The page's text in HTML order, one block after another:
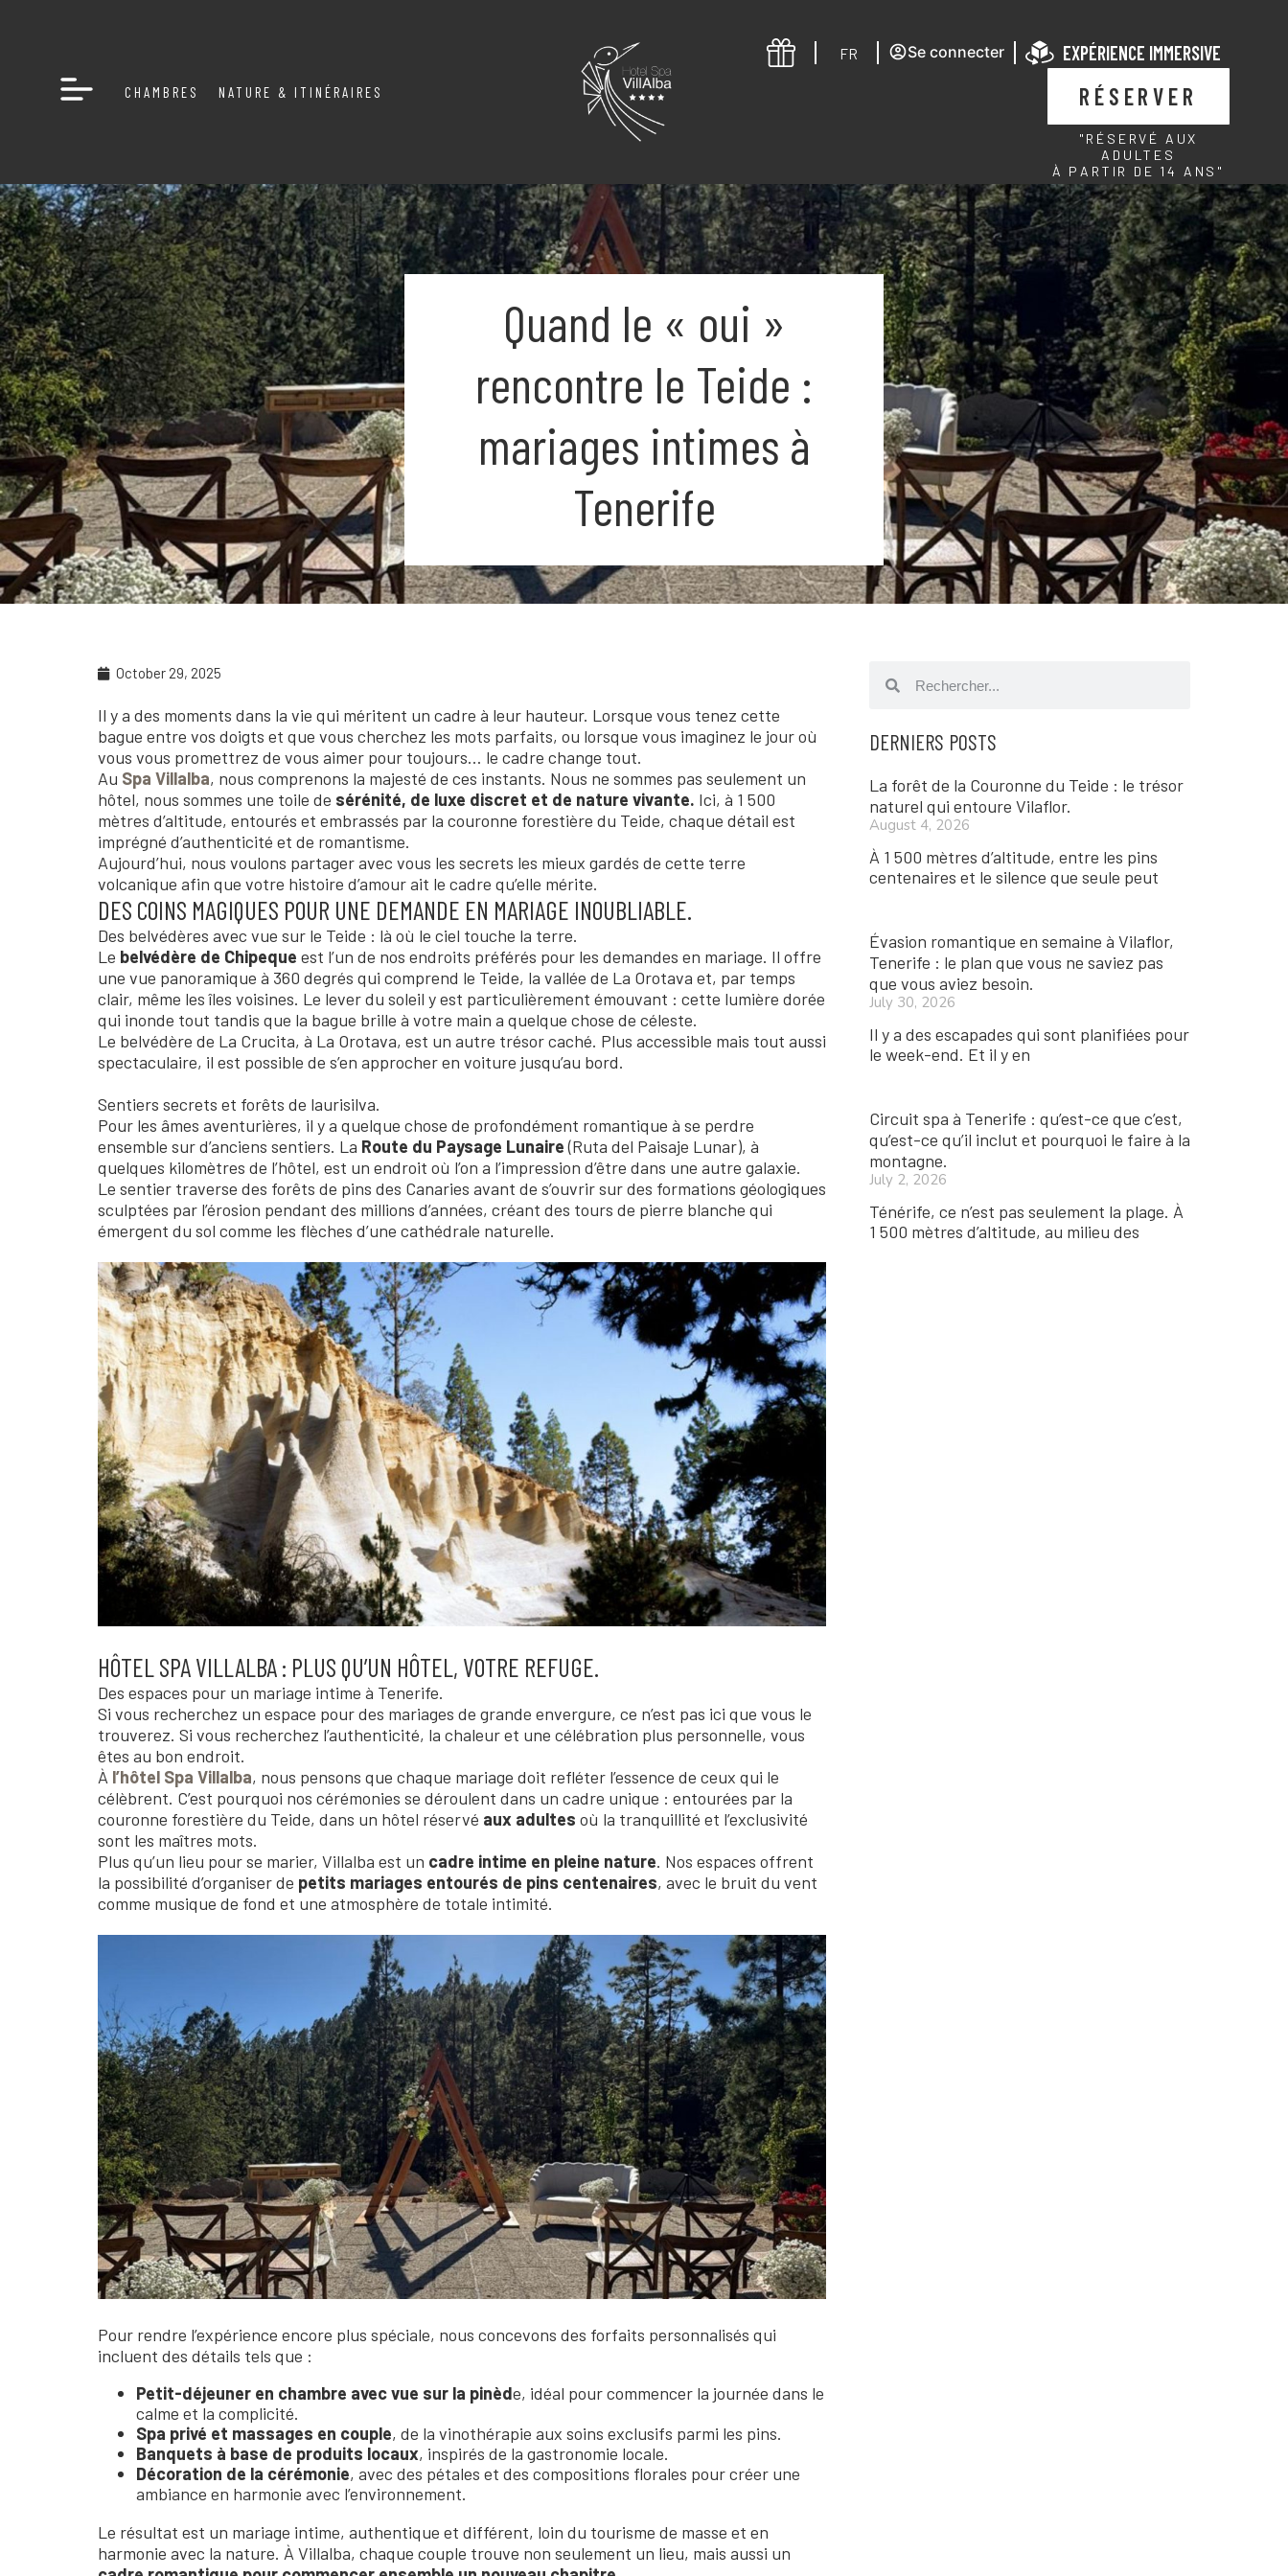
CHAMBRES NATURE & ITINÉRAIRES
FR Se connecter EXPÉRIENCE IMMERSIVE
RÉSERVER
"RÉSERVÉ AUX
ADULTES
À PARTIR DE 14 ANS"
Quand le « oui »
rencontre le Teide :
mariages intimes à
Tenerife
October 29, 2025
Il y a des moments dans la vie qui méritent un cadre à leur hauteur. Lorsque vous tenez cette
bague entre vos doigts et que vous cherchez les mots parfaits, ou lorsque vous imaginez le jour où
vous vous promettrez de vous aimer pour toujours… le cadre change tout.
Au Spa Villalba, nous comprenons la majesté de ces instants. Nous ne sommes pas seulement un
hôtel, nous sommes une toile de sérénité, de luxe discret et de nature vivante. Ici, à 1 500
mètres d’altitude, entourés et embrassés par la couronne forestière du Teide, chaque détail est
imprégné d’authenticité et de romantisme.
Aujourd’hui, nous voulons partager avec vous les secrets les mieux gardés de cette terre
volcanique afin que votre histoire d’amour ait le cadre qu’elle mérite.
DES COINS MAGIQUES POUR UNE DEMANDE EN MARIAGE INOUBLIABLE.
Des belvédères avec vue sur le Teide : là où le ciel touche la terre.
Le belvédère de Chipeque est l’un de nos endroits préférés pour les demandes en mariage. Il offre
une vue panoramique à 360 degrés qui comprend le Teide, la vallée de La Orotava et, par temps
clair, même les îles voisines. Le lever du soleil y est particulièrement émouvant : cette lumière dorée
qui inonde tout tandis que la bague brille à votre main a quelque chose de céleste.
Le belvédère de La Crucita, à La Orotava, est un autre trésor caché. Plus accessible mais tout aussi
spectaculaire, il est possible de s’en approcher en voiture jusqu’au bord.
Sentiers secrets et forêts de laurisilva.
Pour les âmes aventurières, il y a quelque chose de profondément romantique à se perdre
ensemble sur d’anciens sentiers. La Route du Paysage Lunaire(Ruta del Paisaje Lunar), à
quelques kilomètres de l’hôtel, est un endroit où l’on a l’impression d’être dans une autre galaxie.
Le sentier traverse des forêts de pins des Canaries avant de s’ouvrir sur des formations géologiques
sculptées par l’érosion pendant des millions d’années, créant des tours de pierre blanche qui
émergent du sol comme les flèches d’une cathédrale naturelle.
HÔTEL SPA VILLALBA : PLUS QU’UN HÔTEL, VOTRE REFUGE.
Des espaces pour un mariage intime à Tenerife.
Si vous recherchez un espace pour des mariages de grande envergure, ce n’est pas ici que vous le
trouverez. Si vous recherchez l’authenticité, la chaleur et une célébration plus personnelle, vous
êtes au bon endroit.
À l’hôtel Spa Villalba, nous pensons que chaque mariage doit refléter l’essence de ceux qui le
célèbrent. C’est pourquoi nos cérémonies se déroulent dans un cadre unique : entourées par la
couronne forestière du Teide, dans un hôtel réservé aux adultes où la tranquillité et l’exclusivité
sont les maîtres mots.
Plus qu’un lieu pour se marier, Villalba est un cadre intime en pleine nature. Nos espaces offrent
la possibilité d’organiser de petits mariages entourés de pins centenaires, avec le bruit du vent
comme musique de fond et une atmosphère de totale intimité.
Pour rendre l’expérience encore plus spéciale, nous concevons des forfaits personnalisés qui
incluent des détails tels que :
Petit-déjeuner en chambre avec vue sur la pinède, idéal pour commencer la journée dans le
calme et la complicité.
Spa privé et massages en couple, de la vinothérapie aux soins exclusifs parmi les pins.
Banquets à base de produits locaux, inspirés de la gastronomie locale.
Décoration de la cérémonie, avec des pétales et des compositions florales pour créer une
ambiance en harmonie avec l’environnement.
Le résultat est un mariage intime, authentique et différent, loin du tourisme de masse et en
harmonie avec la nature. À Villalba, chaque couple trouve non seulement un lieu, mais aussi un
DERNIERS POSTS
La forêt de la Couronne du Teide : le trésor
naturel qui entoure Vilaflor.
August 4, 2026
À 1 500 mètres d’altitude, entre les pins
centenaires et le silence que seule peut
Évasion romantique en semaine à Vilaflor,
Tenerife : le plan que vous ne saviez pas
que vous aviez besoin.
July 30, 2026
Il y a des escapades qui sont planifiées pour
le week-end. Et il y en
Circuit spa à Tenerife : qu’est-ce que c’est,
qu’est-ce qu’il inclut et pourquoi le faire à la
montagne.
July 2, 2026
Ténérife, ce n’est pas seulement la plage. À
1 500 mètres d’altitude, au milieu des